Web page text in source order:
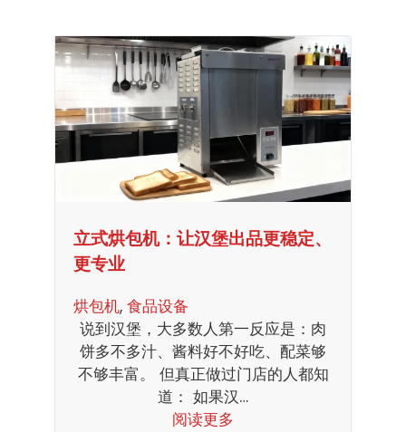
立式烘包机：让汉堡出品更稳定、
更专业
烘包机, 食品设备
说到汉堡，大多数人第一反应是：肉
饼多不多汁、酱料好不好吃、配菜够
不够丰富。 但真正做过门店的人都知
道： 如果汉…
阅读更多